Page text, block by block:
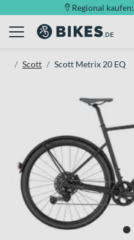
Regional kaufen:
Scott Scott Metrix 20 EQ